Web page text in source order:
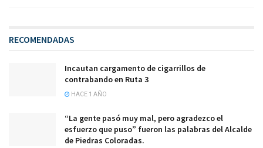
RECOMENDADAS
Incautan cargamento de cigarrillos de
contrabando en Ruta 3
HACE 1 AÑO
“La gente pasó muy mal, pero agradezco el
esfuerzo que puso” fueron las palabras del Alcalde
de Piedras Coloradas.